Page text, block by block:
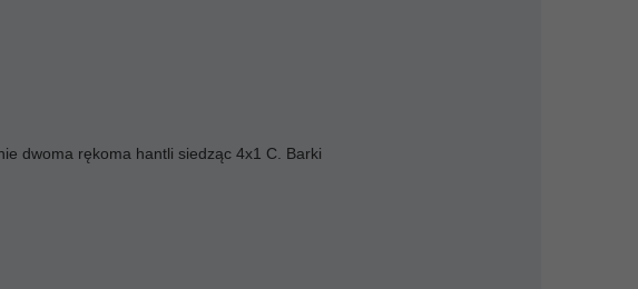
dwoma rękoma hantli siedząc 4x1 C. Barki